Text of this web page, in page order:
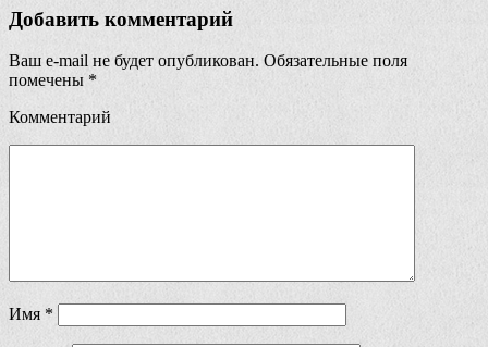
Добавить комментарий
Ваш e-mail не будет опубликован. Обязательные поля
помечены *
Комментарий
Имя *